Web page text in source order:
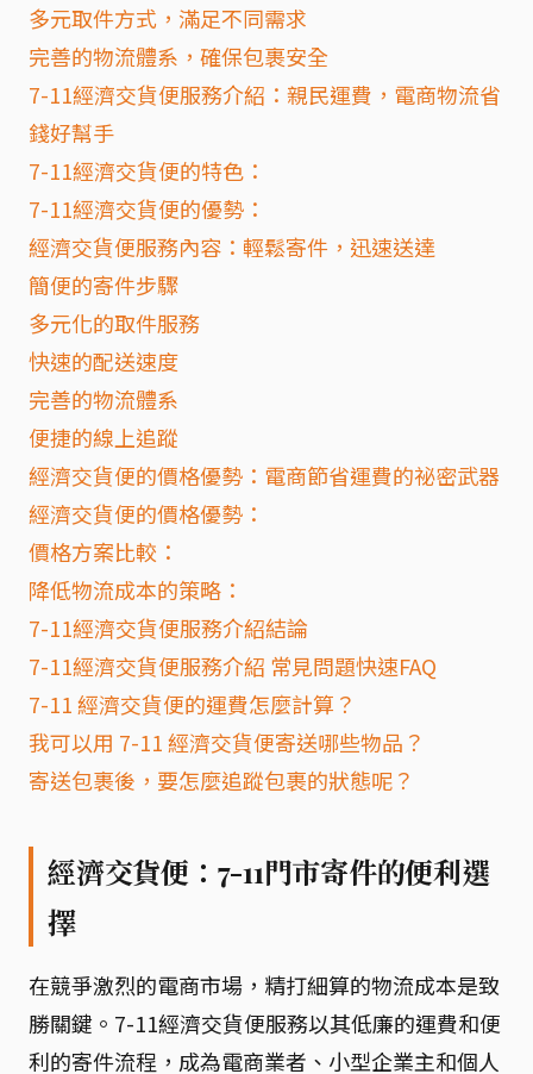
多元取件方式，滿足不同需求
完善的物流體系，確保包裹安全
7-11經濟交貨便服務介紹：親民運費，電商物流省
錢好幫手
7-11經濟交貨便的特色：
7-11經濟交貨便的優勢：
經濟交貨便服務內容：輕鬆寄件，迅速送達
簡便的寄件步驟
多元化的取件服務
快速的配送速度
完善的物流體系
便捷的線上追蹤
經濟交貨便的價格優勢：電商節省運費的祕密武器
經濟交貨便的價格優勢：
價格方案比較：
降低物流成本的策略：
7-11經濟交貨便服務介紹結論
7-11經濟交貨便服務介紹 常見問題快速FAQ
7-11 經濟交貨便的運費怎麼計算？
我可以用 7-11 經濟交貨便寄送哪些物品？
寄送包裹後，要怎麼追蹤包裹的狀態呢？
經濟交貨便：7-11門市寄件的便利選
擇
在競爭激烈的電商市場，精打細算的物流成本是致
勝關鍵。7-11經濟交貨便服務以其低廉的運費和便
利的寄件流程，成為電商業者、小型企業主和個人